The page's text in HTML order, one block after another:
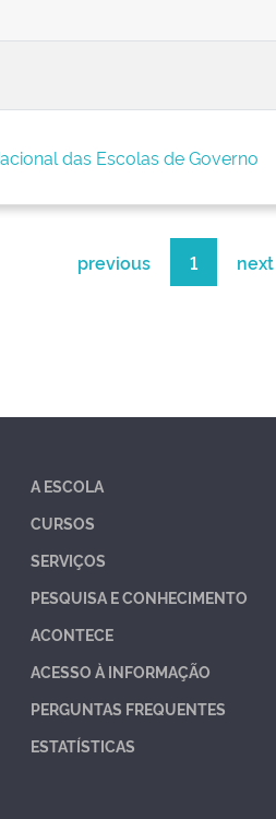
das Escolas de Governo
previous 1 next
A ESCOLA
CURSOS
SERVIÇOS
PESQUISA E CONHECIMENTO
ACONTECE
ACESSO À INFORMAÇÃO
PERGUNTAS FREQUENTES
ESTATÍSTICAS